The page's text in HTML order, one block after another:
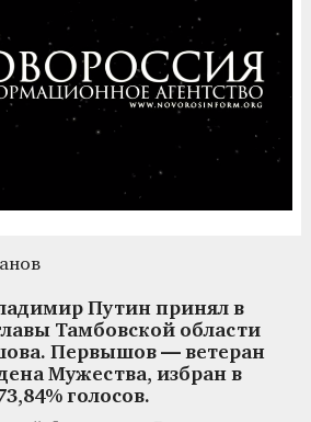
Путин принял в
Тамбовской области
Первышов — ветеран
Мужества, избран в
голосов.